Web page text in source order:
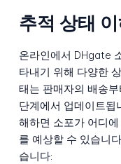
추적 상태
온라인에서 DHgate
타내기 위해 다양한
태는 판매자의 배송
단계에서 업데이트됩
해하면 소포가 어디
를 예상할 수 있습니
습니다: